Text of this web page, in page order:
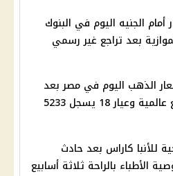
أمام الجنيه اليوم في البنوك
بعد تراجع غير رسمي
الذهب اليوم في مصر بعد
موجة تراجع عالمية وعيار 18 يسجل 5233
للأنبا كاراس بعد حادث
الأطباء بالراحة ثلاثة أسابيع